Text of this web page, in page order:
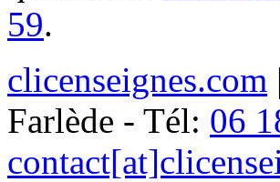
59.
clicenseignes.com
Farlède - Tél: 06